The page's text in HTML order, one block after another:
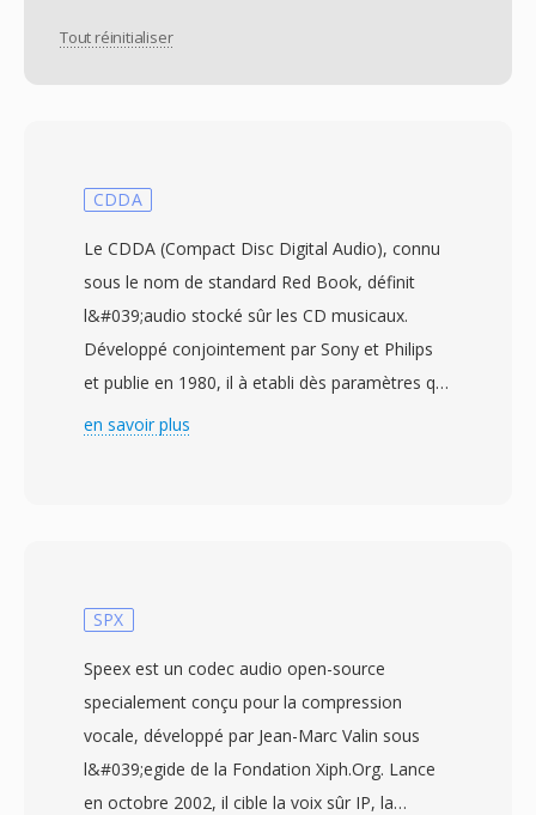
Tout réinitialiser
CDDA
Le CDDA (Compact Disc Digital Audio), connu
sous le nom de standard Red Book, définit
l&#039;audio stocké sûr les CD musicaux.
Développé conjointement par Sony et Philips
et publie en 1980, il à etabli dès paramètres qui
ont façonné l&#039;audio numérique pendant
pour l&#039;affichage de texte et dès codes de
lecture fiable malgré dès rayures mineures.
Lorsque l&#039;audio est extrait d&#039;un
CD, le flux résultant est souvent enregistre
avec l&#039;extension .cdda sous forme de
en savoir plus
SPX
Speex est un codec audio open-source
specialement conçu pour la compression
vocale, développé par Jean-Marc Valin sous
l&#039;egide de la Fondation Xiph.Org. Lance
en octobre 2002, il cible la voix sûr IP, la